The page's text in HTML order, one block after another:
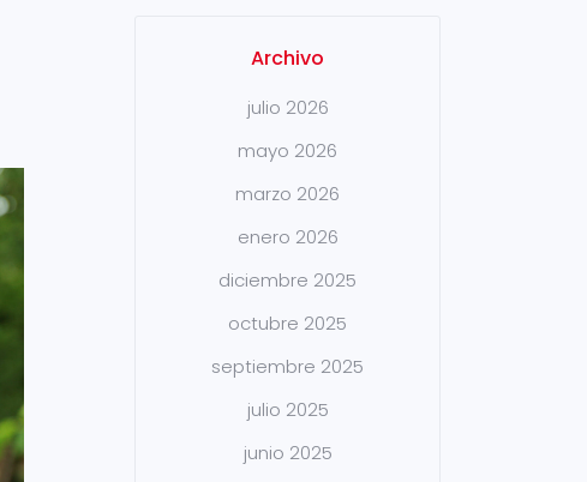
Archivo
julio 2026
mayo 2026
marzo 2026
enero 2026
diciembre 2025
octubre 2025
septiembre 2025
julio 2025
junio 2025